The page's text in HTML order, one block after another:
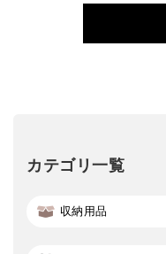
カテゴリ一覧
収納用品